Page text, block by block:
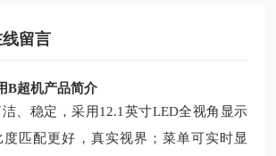
留言
B超机产品简介
、稳定，采用12.1英寸LED全视角显示
匹配更好，真实视界；菜单可实时显